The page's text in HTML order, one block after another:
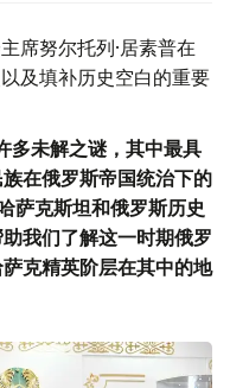
席努尔托列·居素普在
及填补历史空白的重要
多未解之谜，其中最具
在俄罗斯帝国统治下的
萨克斯坦和俄罗斯历史
我们了解这一时期俄罗
克精英阶层在其中的地